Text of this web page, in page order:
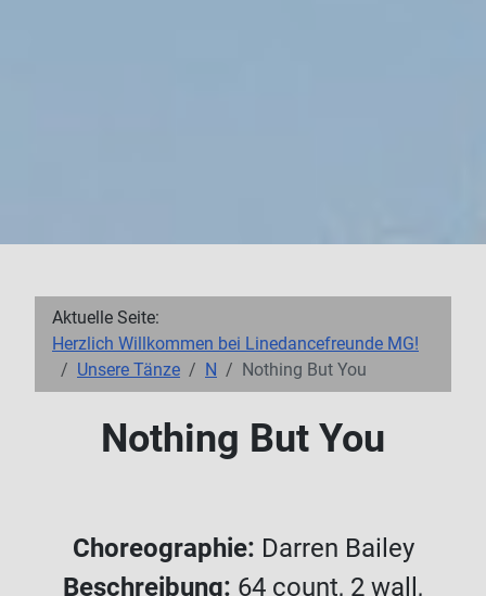
Aktuelle Seite:
Herzlich Willkommen bei Linedancefreunde MG!
Unsere Tänze
N Nothing But You
Nothing But You
Choreographie: Darren Bailey
Beschreibung: 64 count, 2 wall,